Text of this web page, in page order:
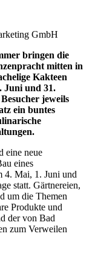
GmbH
bringen die
mitten in
Kakteen
Juni und 31.
jeweils
ein buntes
eine neue
eines
4. Mai, 1. Juni und
statt. Gärtnereien,
um die Themen
Produkte und
der von Bad
zum Verweilen